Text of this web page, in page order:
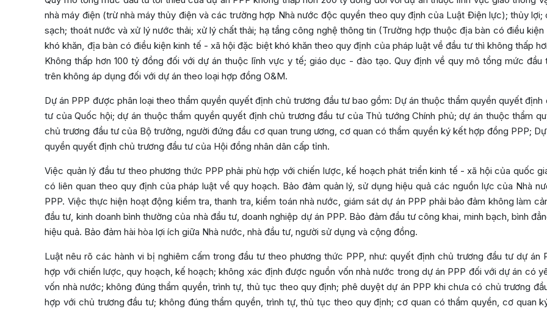
nhà máy điện (trừ nhà máy thủy điện và các trường hợp Nhà nước độc quyền theo quy định của Luật Điện lực); thủy lợi;
sạch; thoát nước và xử lý nước thải; xử lý chất thải; hạ tầng công nghệ thông tin (Trường hợp thuộc địa bàn có điều
khó khăn, địa bàn có điều kiện kinh tế - xã hội đặc biệt khó khăn theo quy định của pháp luật về đầu tư thì không thấp
Không thấp hơn 100 tỷ đồng đối với dự án thuộc lĩnh vực y tế; giáo dục - đào tạo. Quy định về quy mô tổng mức đầu
trên không áp dụng đối với dự án theo loại hợp đồng O&M.
Dự án PPP được phân loại theo thẩm quyền quyết định chủ trương đầu tư bao gồm: Dự án thuộc thẩm quyền quyết định
tư của Quốc hội; dự án thuộc thẩm quyền quyết định chủ trương đầu tư của Thủ tướng Chính phủ; dự án thuộc thẩm
chủ trương đầu tư của Bộ trưởng, người đứng đầu cơ quan trung ương, cơ quan có thẩm quyền ký kết hợp đồng PPP;
quyền quyết định chủ trương đầu tư của Hội đồng nhân dân cấp tỉnh.
Việc quản lý đầu tư theo phương thức PPP phải phù hợp với chiến lược, kế hoạch phát triển kinh tế - xã hội của quốc
có liên quan theo quy định của pháp luật về quy hoạch. Bảo đảm quản lý, sử dụng hiệu quả các nguồn lực của Nhà
PPP. Việc thực hiện hoạt động kiểm tra, thanh tra, kiểm toán nhà nước, giám sát dự án PPP phải bảo đảm không làm
đầu tư, kinh doanh bình thường của nhà đầu tư, doanh nghiệp dự án PPP. Bảo đảm đầu tư công khai, minh bạch, bình
hiệu quả. Bảo đảm hài hòa lợi ích giữa Nhà nước, nhà đầu tư, người sử dụng và cộng đồng.
Luật nêu rõ các hành vi bị nghiêm cấm trong đầu tư theo phương thức PPP, như: quyết định chủ trương đầu tư dự án
hợp với chiến lược, quy hoạch, kế hoạch; không xác định được nguồn vốn nhà nước trong dự án PPP đối với dự án có
vốn nhà nước; không đúng thẩm quyền, trình tự, thủ tục theo quy định; phê duyệt dự án PPP khi chưa có chủ trương
hợp với chủ trương đầu tư; không đúng thẩm quyền, trình tự, thủ tục theo quy định; cơ quan có thẩm quyền, cơ quan